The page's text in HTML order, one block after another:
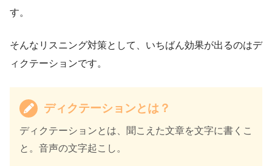
す。
そんなリスニング対策として、いちばん効果が出るのはデ
ィクテーションです。
ディクテーションとは？
ディクテーションとは、聞こえた文章を文字に書くこ
と。音声の文字起こし。